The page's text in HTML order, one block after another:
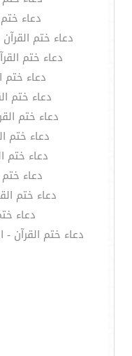
دعاء
دعاء ختم
دعاء ختم
دعاء ختم
دعاء ختم
دعاء ختم
دعاء ختم
دعاء ختم
دعاء
دعاء ختم
دعاء
دعاء ختم القرآن -